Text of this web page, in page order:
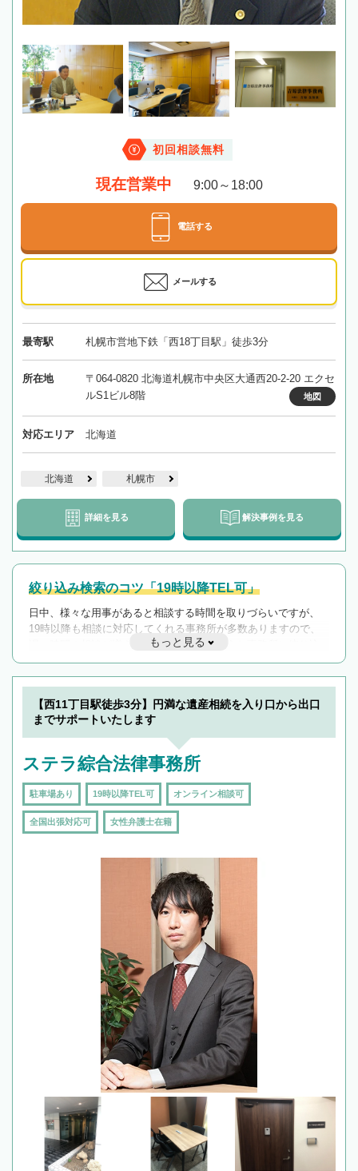
初回相談無料
現在営業中 9:00～18:00
電話する
メールする
最寄駅 札幌市営地下鉄「西18丁目駅」徒歩3分
所在地
〒064-0820 北海道札幌市中央区大通西20-2-20 エクセ
ルS1ビル8階
地図
対応エリア 北海道
北海道 札幌市
詳細を見る 解決事例を見る
絞り込み検索のコツ「19時以降TEL可」
日中、様々な用事があると相談する時間を取りづらいですが、
19時以降も相談に対応してくれる事務所が多数ありますので、
遅い時間の相談が増えそうな場合はそのような事務所に絞り込
んで検索してみましょう。
19時以降TEL可の条件
を加えて再検索
もっと見る
【西11丁目駅徒歩3分】円満な遺産相続を入り口から出口
までサポートいたします
ステラ綜合法律事務所
駐車場あり 19時以降TEL可 オンライン相談可
全国出張対応可 女性弁護士在籍